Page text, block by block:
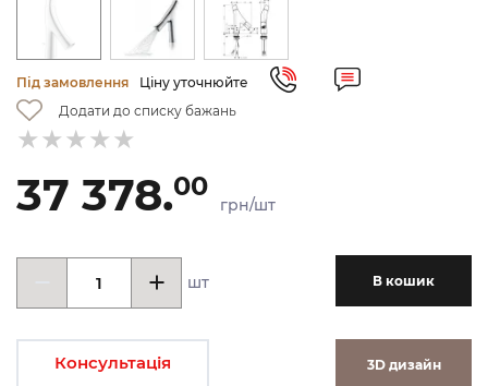
Під замовлення
Ціну уточнюйте
Додати до списку бажань
37 378.00
грн/шт
шт В кошик
Консультація 3D дизайн